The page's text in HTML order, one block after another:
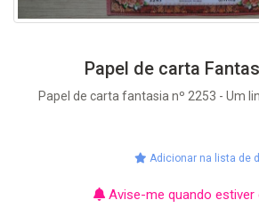
Papel de carta
Papel de carta fantasia nº 2253 - Um
Adicionar na lista de
Avise-me quando estiver